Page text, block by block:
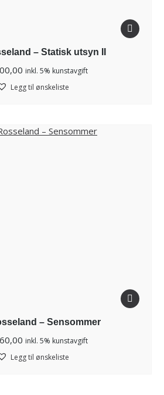
– Statisk utsyn II
inkl. 5% kunstavgift
Legg til ønskeliste
– Sensommer
inkl. 5% kunstavgift
Legg til ønskeliste